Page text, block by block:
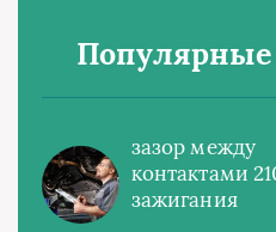
Популярные
зазор между
контактами
зажигания